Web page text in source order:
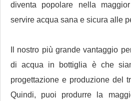
diventa popolare nella
servire acqua sana e sicura alle
Il nostro più grande vantaggio
di acqua in bottiglia è che
progettazione e produzione del
Quindi, puoi produrre la